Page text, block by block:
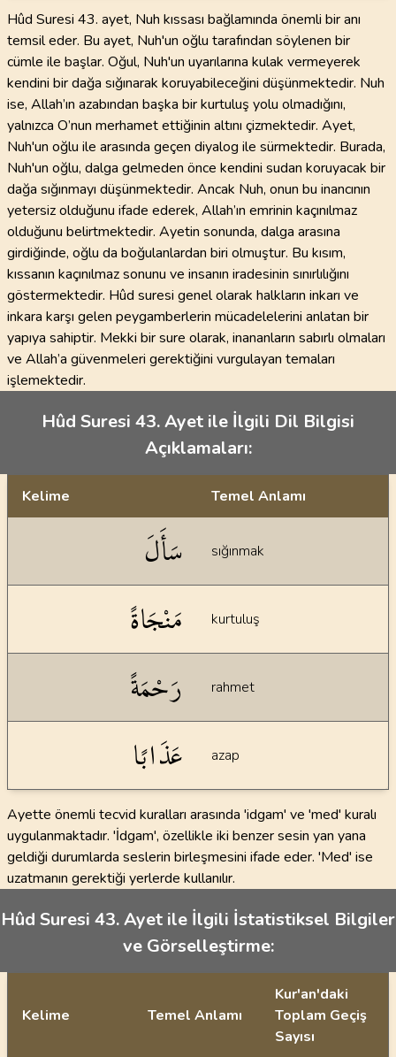
Hûd Suresi 43. ayet, Nuh kıssası bağlamında önemli bir anı
temsil eder. Bu ayet, Nuh'un oğlu tarafından söylenen bir
cümle ile başlar. Oğul, Nuh'un uyarılarına kulak vermeyerek
kendini bir dağa sığınarak koruyabileceğini düşünmektedir. Nuh
ise, Allah’ın azabından başka bir kurtuluş yolu olmadığını,
yalnızca O’nun merhamet ettiğinin altını çizmektedir. Ayet,
Nuh'un oğlu ile arasında geçen diyalog ile sürmektedir. Burada,
Nuh'un oğlu, dalga gelmeden önce kendini sudan koruyacak bir
dağa sığınmayı düşünmektedir. Ancak Nuh, onun bu inancının
yetersiz olduğunu ifade ederek, Allah’ın emrinin kaçınılmaz
olduğunu belirtmektedir. Ayetin sonunda, dalga arasına
girdiğinde, oğlu da boğulanlardan biri olmuştur. Bu kısım,
kıssanın kaçınılmaz sonunu ve insanın iradesinin sınırlılığını
göstermektedir. Hûd suresi genel olarak halkların inkarı ve
inkara karşı gelen peygamberlerin mücadelelerini anlatan bir
yapıya sahiptir. Mekki bir sure olarak, inananların sabırlı olmaları
ve Allah’a güvenmeleri gerektiğini vurgulayan temaları
işlemektedir.
Hûd Suresi 43. Ayet ile İlgili Dil Bilgisi
Açıklamaları:
Kelime Temel Anlamı
سَأَلَ sığınmak
مَنْجَاةً kurtuluş
رَحْمَةً rahmet
عَذَابًا azap
Ayette önemli tecvid kuralları arasında 'idgam' ve 'med' kuralı
uygulanmaktadır. 'İdgam', özellikle iki benzer sesin yan yana
geldiği durumlarda seslerin birleşmesini ifade eder. 'Med' ise
uzatmanın gerektiği yerlerde kullanılır.
Hûd Suresi 43. Ayet ile İlgili İstatistiksel Bilgiler
ve Görselleştirme:
Kelime Temel Anlamı
Kur'an'daki
Toplam Geçiş
Sayısı